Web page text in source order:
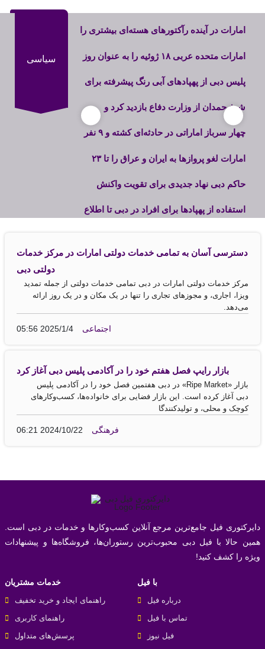
سیاسی
امارات در آینده رآکتورهای هسته‌ای بیشتری را
امارات متحده عربی ۱۸ ژوئیه را به عنوان روز
پلیس دبی از پهپادهای آبی رنگ پیشرفته برای
شیخ حمدان از وزارت دفاع بازدید کرد و
عملیات و ابتکارات جدید آن را بررسی کرد
چهار سرباز اماراتی در حادثه‌ای کشته و ۹ نفر
امارات لغو پروازها به ایران و عراق را تا ۲۳
حاکم دبی نهاد جدیدی برای تقویت واکنش
کرد
استفاده از پهپادها برای افراد در دبی تا اطلاع
دسترسی آسان به تمامی خدمات دولتی امارات در مرکز خدمات
دولتی دبی
مرکز خدمات دولتی امارات در دبی تمامی خدمات دولتی از جمله تمدید
ویزا، اجاری، و مجوزهای تجاری را تنها در یک مکان و در یک روز ارائه
می‌دهد.
05:56 2025/1/4 اجتماعی
بازار رایپ فصل هفتم خود را در آکادمی پلیس دبی آغاز کرد
بازار «Ripe Market» در دبی هفتمین فصل خود را در آکادمی پلیس
دبی آغاز کرده است. این بازار فضایی برای خانواده‌ها، کسب‌وکارهای
کوچک و محلی، و تولیدکنندگا
06:21 2024/10/22 فرهنگی
خدمات مشتریان
راهنمای ایجاد و خرید تخفیف
راهنمای کاربری
پرسش‌های متداول
با فیل
درباره فیل
تماس با فیل
فیل نیوز
دایرکتوری فیل جامع‌ترین مرجع آنلاین کسب‌وکارها و خدمات در دبی است.
همین حالا با فیل دبی محبوب‌ترین رستوران‌ها، فروشگاه‌ها و پیشنهادات
ویژه را کشف کنید!